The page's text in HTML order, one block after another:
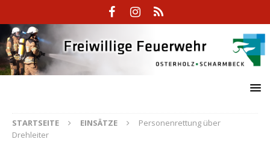
STARTSEITE EINSÄTZE
Personenrettung über
Drehleiter